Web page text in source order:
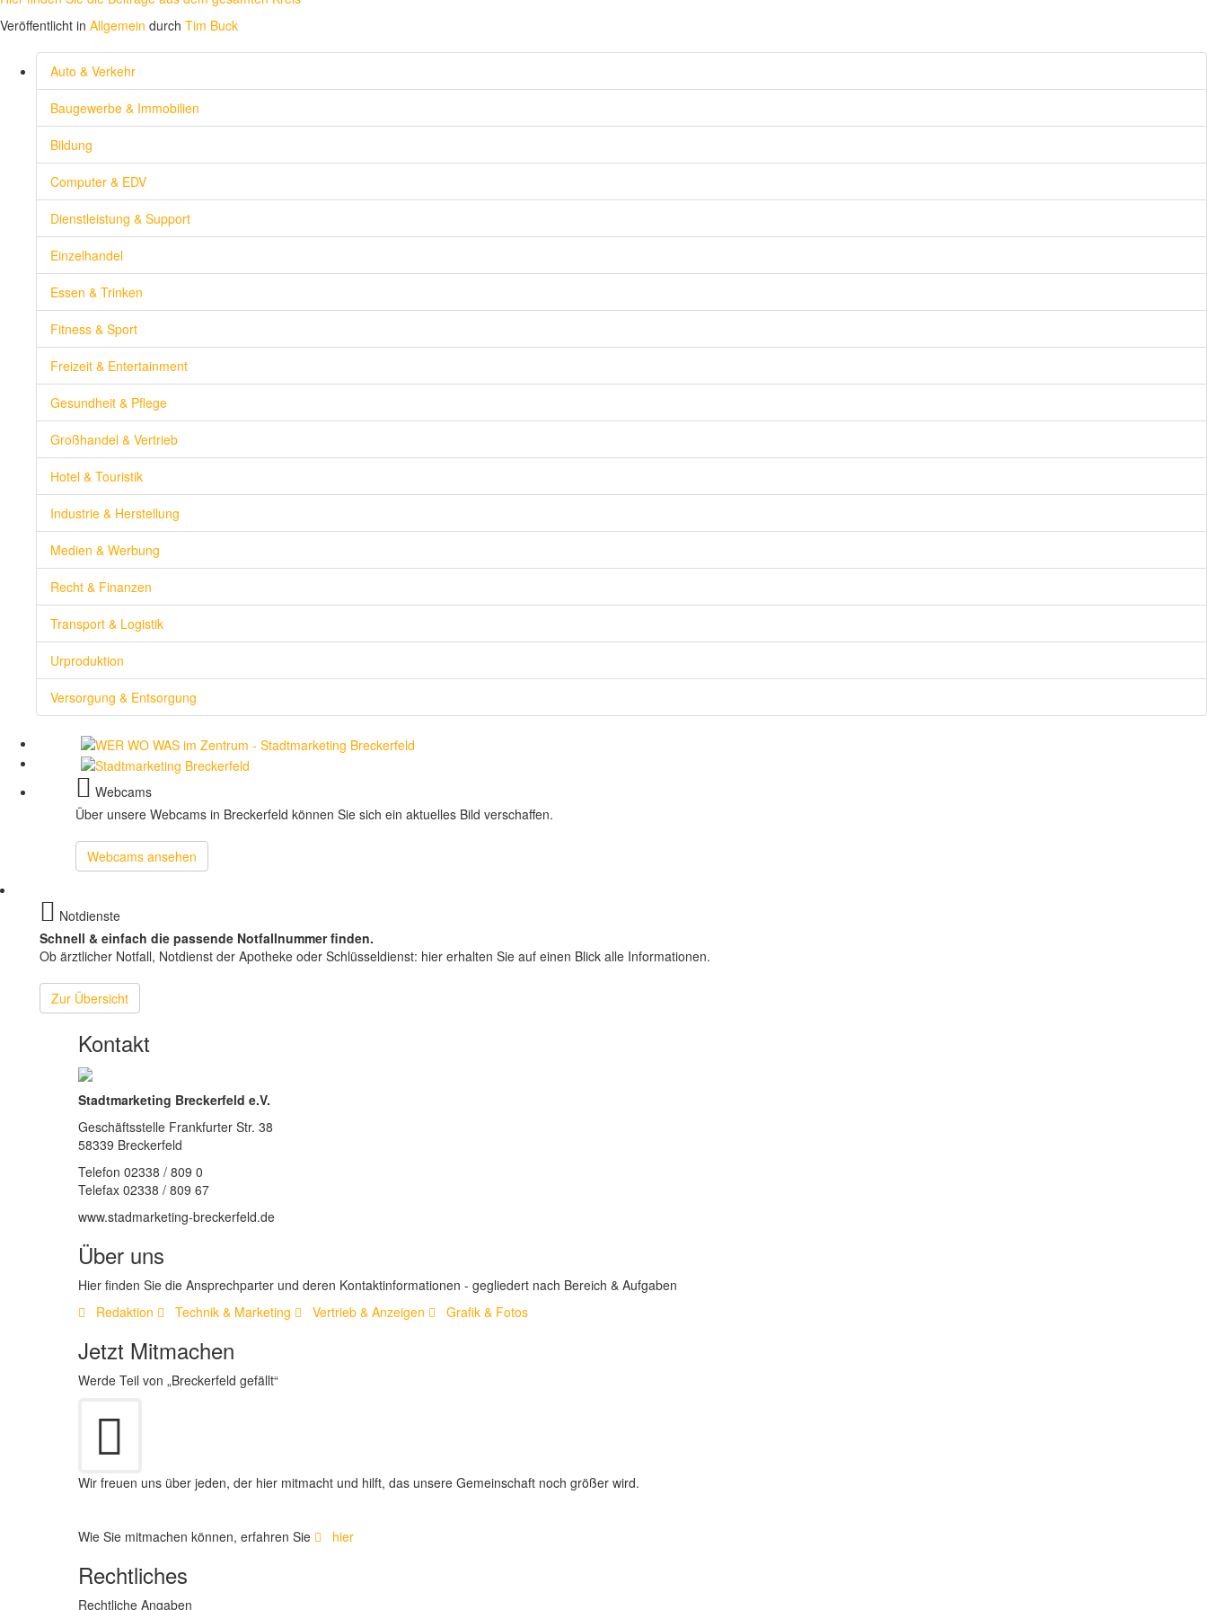
Veröffentlicht in Allgemein durch Tim Buck
Auto & Verkehr
Baugewerbe & Immobilien
Bildung
Computer & EDV
Dienstleistung & Support
Einzelhandel
Essen & Trinken
Fitness & Sport
Freizeit & Entertainment
Gesundheit & Pflege
Großhandel & Vertrieb
Hotel & Touristik
Industrie & Herstellung
Medien & Werbung
Recht & Finanzen
Transport & Logistik
Urproduktion
Versorgung & Entsorgung
Webcams
Über unsere Webcams in Breckerfeld können Sie sich ein aktuelles Bild verschaffen.
Webcams ansehen
Notdienste
Schnell & einfach die passende Notfallnummer finden.
Ob ärztlicher Notfall, Notdienst der Apotheke oder Schlüsseldienst: hier erhalten Sie auf einen Blick alle Informationen.
Zur Übersicht
Kontakt
Stadtmarketing Breckerfeld e.V.
Geschäftsstelle Frankfurter Str. 38
58339 Breckerfeld
Telefon 02338 / 809 0
Telefax 02338 / 809 67
www.stadmarketing-breckerfeld.de
Über uns
Hier finden Sie die Ansprechparter und deren Kontaktinformationen - gegliedert nach Bereich & Aufgaben
Redaktion
Technik & Marketing Vertrieb & Anzeigen Grafik & Fotos
Jetzt Mitmachen
Werde Teil von „Breckerfeld gefällt“
Wir freuen uns über jeden, der hier mitmacht und hilft, das unsere Gemeinschaft noch größer wird.
Wie Sie mitmachen können, erfahren Sie hier
Rechtliches
Rechtliche Angaben